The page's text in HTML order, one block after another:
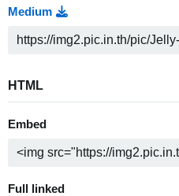
Medium
HTML
Embed
Full linked